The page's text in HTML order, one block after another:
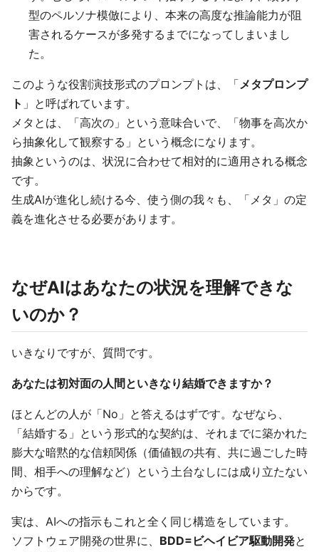
型のペルソナ模倣により、本来の高度な推論能力が阻
害されるケースが多発するまでになってしまいまし
た。
このような役割演技形式のプロンプトは、「メタプロンプ
ト 」と呼ばれています。
メタとは、「高次の」という意味合いで、「物事を高次か
ら抽象化して観察する」という概念になります。
抽象というのは、状況に合わせて相対的に適用される概念
です。
生成AIが進化し続ける今、使う側の我々も、「メタ」の定
義を進化させる必要があります。
なぜAIはあなたの状況を理解できな
いのか？
いきなりですが、質問です。
あなたは初対面の人間といきなり結婚できますか？
ほとんどの人が「No」と答えるはずです。なぜなら、
「結婚する」という形式的な契約は、それまでに築かれた
膨大な暗黙的な信頼関係（価値観の共有、共に過ごした時
間、相手への理解など）という土台なしには成り立たない
からです。
実は、AIへの指示もこれと全く同じ構造をしています。
ソフトウェア開発の世界に、 BDD=ビヘイビア駆動開発と